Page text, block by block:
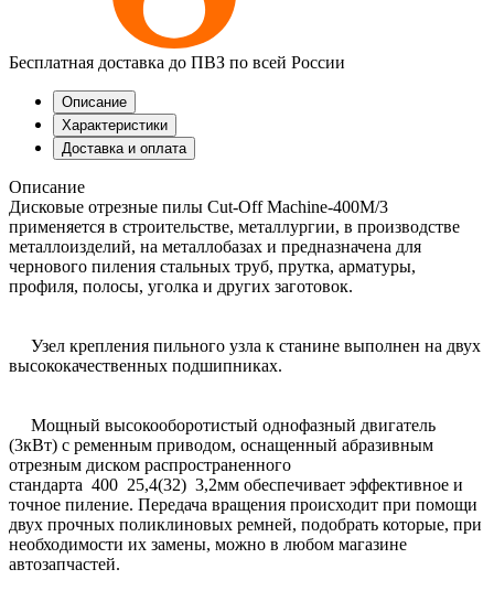
Бесплатная доставка до ПВЗ по всей России
Описание
Характеристики
Доставка и оплата
Описание
Дисковые отрезные пилы Cut-Off Machine-400М/3
применяется в строительстве, металлургии, в производстве
металлоизделий, на металлобазах и предназначена для
чернового пиления стальных труб, прутка, арматуры,
профиля, полосы, уголка и других заготовок.
Узел крепления пильного узла к станине выполнен на двух
высококачественных подшипниках.
Мощный высокооборотистый однофазный двигатель
(3кВт) с ременным приводом, оснащенный абразивным
отрезным диском распространенного
стандарта 400 25,4(32) 3,2мм обеспечивает эффективное и
точное пиление. Передача вращения происходит при помощи
двух прочных поликлиновых ремней, подобрать которые, при
необходимости их замены, можно в любом магазине
автозапчастей.